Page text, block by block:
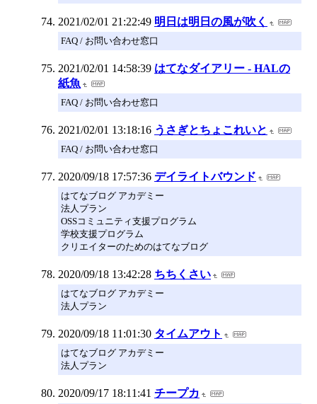
2021/02/01 21:22:49 明日は明日の風が吹く
FAQ / お問い合わせ窓口
2021/02/01 14:58:39 はてなダイアリー - HALの
紙魚
FAQ / お問い合わせ窓口
2021/02/01 13:18:16 うさぎとちょこれいと
FAQ / お問い合わせ窓口
2020/09/18 17:57:36 デイライトバウンド
はてなブログ アカデミー
法人プラン
OSSコミュニティ支援プログラム
学校支援プログラム
クリエイターのためのはてなブログ
2020/09/18 13:42:28 ちちくさい
はてなブログ アカデミー
法人プラン
2020/09/18 11:01:30 タイムアウト
はてなブログ アカデミー
法人プラン
2020/09/17 18:11:41 チープカ